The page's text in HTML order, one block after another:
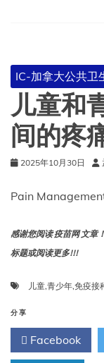
少
年、
儿
成
人
免
接
划：
2025
新
IC-加拿大公共卫
儿童和
间的疼
2025年10月30日
Pain
感谢您阅读 疫苗网 文章
标题或阅读更多!!!
儿童,青少年,免疫接
分享
Facebook